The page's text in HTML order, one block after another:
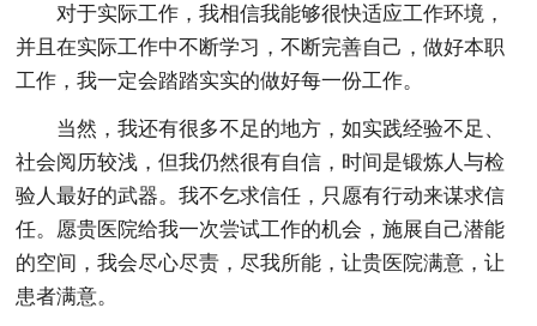
对于实际工作，我相信我能够很快适应工作环境，
并且在实际工作中不断学习，不断完善自己，做好本职
工作，我一定会踏踏实实的做好每一份工作。
当然，我还有很多不足的地方，如实践经验不足、
社会阅历较浅，但我仍然很有自信，时间是锻炼人与检
验人最好的武器。我不乞求信任，只愿有行动来谋求信
任。愿贵医院给我一次尝试工作的机会，施展自己潜能
的空间，我会尽心尽责，尽我所能，让贵医院满意，让
患者满意。